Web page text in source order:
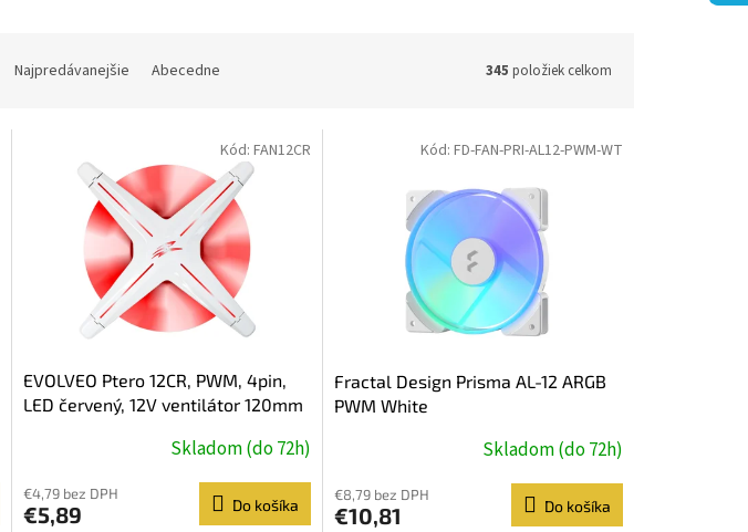
Najpredávanejšie Abecedne 345 položiek celkom
EVOLVEO Ptero 12CR, PWM, 4pin,
LED červený, 12V ventilátor 120mm
Skladom (do 72h)
€4,79 bez DPH
€5,89 Do košíka
Kód: FAN12CR
Fractal Design Prisma AL-12 ARGB
PWM White
Skladom (do 72h)
€8,79 bez DPH
€10,81 Do košíka
Kód: FD-FAN-PRI-AL12-PWM-WT